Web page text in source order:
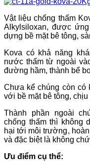
Vật liệu chống thấm
Alkylsiloxan, được
dựng bề mặt bê tông,
Kova có khả năng
nước thấm từ ngoài
đường hầm, thành bể
Chưa kể chúng còn có
với bề mặt bê tông,
Thành phần ngoài
chống thấm thì không
hại tới môi trường,
và đặc biệt là không
Ưu điểm cụ thể: